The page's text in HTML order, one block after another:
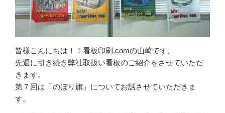
皆様こんにちは！！看板印刷.comの山崎です。
先週に引き続き弊社取扱い看板のご紹介をさせていただ
きます。
第７回は「のぼり旗」についてお話させていただきま
す。